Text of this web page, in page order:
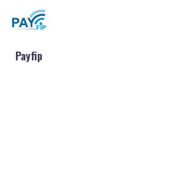
Payfip